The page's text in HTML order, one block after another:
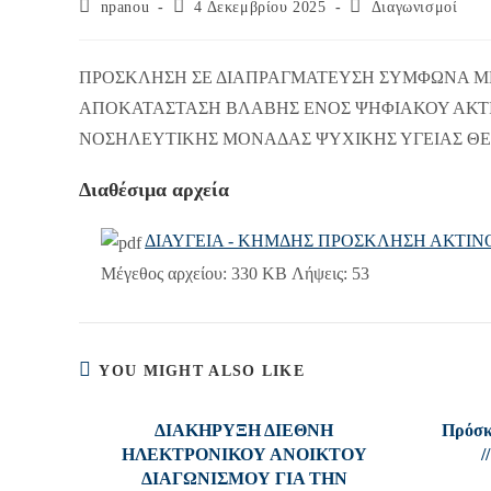
Postnpanou
Post4 Δεκεμβρίου 2025
PostΔιαγωνισμοί
ΠΡΟΣΚΛΗΣΗ ΣΕ ΔΙΑΠΡΑΓΜΑΤΕΥΣΗ ΣΥΜΦΩΝΑ ΜΕ
ΑΠΟΚΑΤΑΣΤΑΣΗ ΒΛΑΒΗΣ ΕΝΟΣ ΨΗΦΙΑΚΟΥ
ΝΟΣΗΛΕΥΤΙΚΗΣ ΜΟΝΑΔΑΣ ΨΥΧΙΚΗΣ ΥΓΕΙΑΣ
Διαθέσιμα αρχεία
ΔΙΑΥΓΕΙΑ - ΚΗΜΔΗΣ ΠΡΟΣΚΛΗΣΗ
Μέγεθος αρχείου: 330 KB Λήψεις: 53
YOU MIGHT ALSO LIKE
ΔΙΑΚΗΡΥΞΗ ΔΙΕΘΝΗ
ΗΛΕΚΤΡΟΝΙΚΟΥ ΑΝΟΙΚΤΟΥ
ΔΙΑΓΩΝΙΣΜΟΥ ΓΙΑ ΤΗΝ